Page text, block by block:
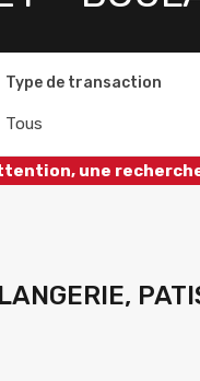
Type de transaction
Tous
une